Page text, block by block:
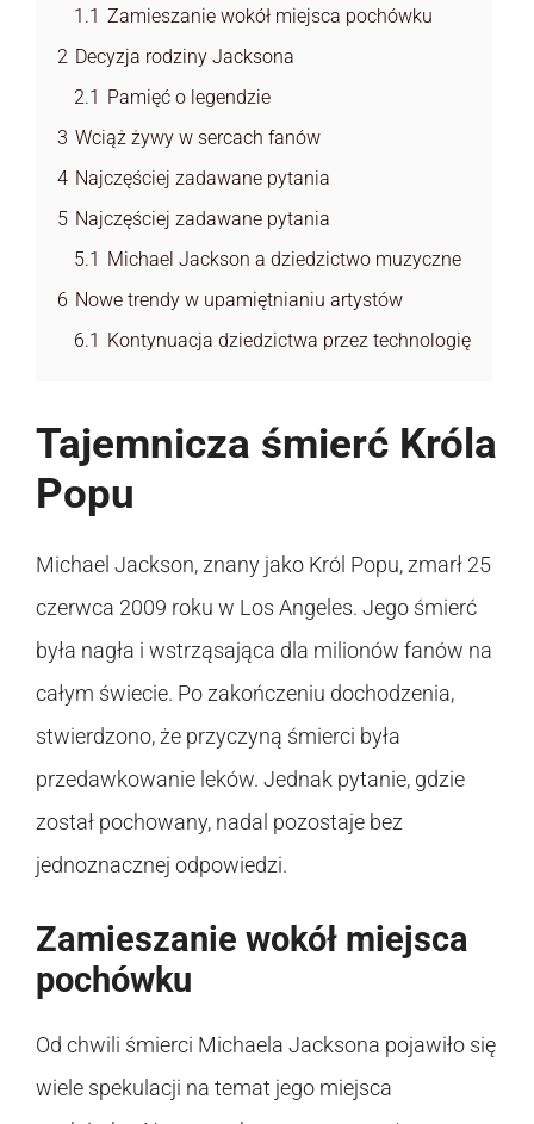
1.1 Zamieszanie wokół miejsca pochówku
2 Decyzja rodziny Jacksona
2.1
Pamięć o legendzie
3 Wciąż żywy w sercach fanów
4 Najczęściej zadawane pytania
5 Najczęściej zadawane pytania
5.1
Michael Jackson a dziedzictwo muzyczne
6 Nowe trendy w upamiętnianiu artystów
6.1
Kontynuacja dziedzictwa przez technologię
Tajemnicza śmierć Króla
Popu
Michael Jackson, znany jako Król Popu, zmarł 25
czerwca 2009 roku w Los Angeles. Jego śmierć
była nagła i wstrząsająca dla milionów fanów na
całym świecie. Po zakończeniu dochodzenia,
stwierdzono, że przyczyną śmierci była
przedawkowanie leków. Jednak pytanie, gdzie
został pochowany, nadal pozostaje bez
jednoznacznej odpowiedzi.
Zamieszanie wokół miejsca
pochówku
Od chwili śmierci Michaela Jacksona pojawiło się
wiele spekulacji na temat jego miejsca